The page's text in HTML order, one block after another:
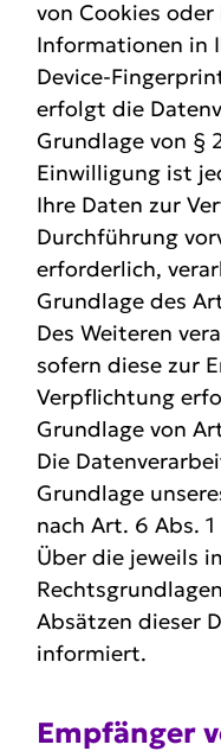
von Cookies
Informationen in
Device-
erfolgt die
Grundlage von §
Einwilligung ist
Ihre Daten zur
Durchführung
erforderlich,
Grundlage des
Des Weiteren
sofern diese zur
Verpflichtung
Grundlage von
Die
Grundlage
nach Art. 6 Abs.
Über die jeweils
Absätzen dieser
informiert.
Empfänger